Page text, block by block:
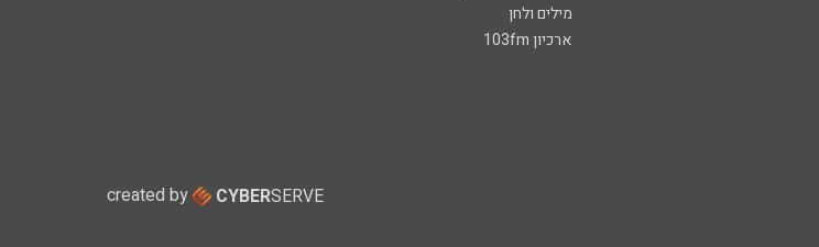
מילים ולחן
ארכיון 103fm
created by CYBERSERVE